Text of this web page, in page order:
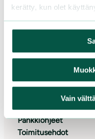
kerätty, kun olet
Vain
Lahjoita
Liity jäseneksi
Tukijapalvelu
Keräyslupa
Pankkiohjeet
Toimitusehdot